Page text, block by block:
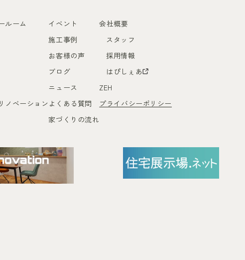
ルーム
ノベーション
イベント
施工事例
お客様の声
ブログ
ニュース
よくある質問
家づくりの流れ
会社概要
スタッフ
採用情報
はぴしぇあ
ZEH
プライバシーポリシー